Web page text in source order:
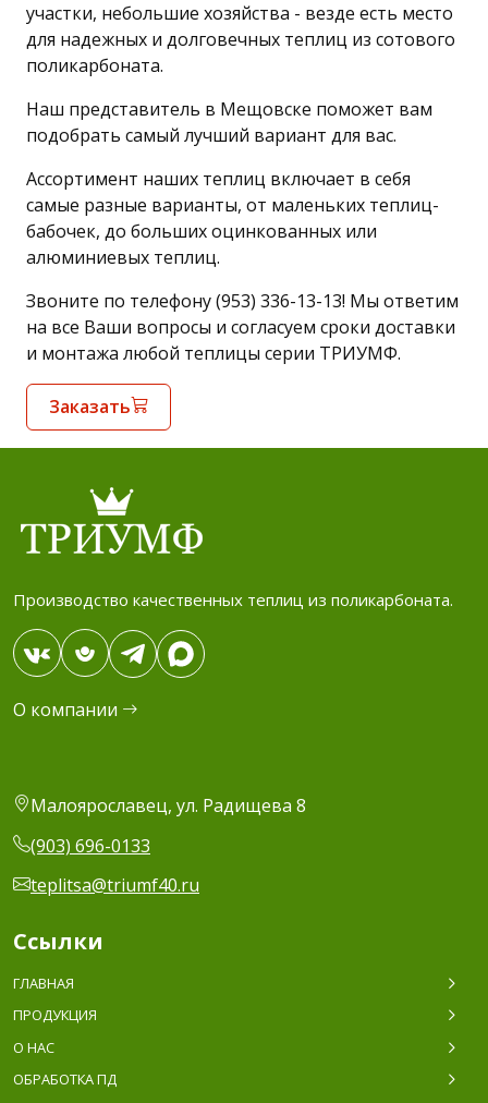
участки, небольшие хозяйства - везде есть место
для надежных и долговечных теплиц из сотового
поликарбоната.
Наш представитель в Мещовске поможет вам
подобрать самый лучший вариант для вас.
Ассортимент наших теплиц включает в себя
самые разные варианты, от маленьких теплиц-
бабочек, до больших оцинкованных или
алюминиевых теплиц.
Звоните по телефону (953) 336-13-13! Мы ответим
на все Ваши вопросы и согласуем сроки доставки
и монтажа любой теплицы серии ТРИУМФ.
Заказать
Производство качественных теплиц из поликарбоната.
О компании
Малоярославец, ул. Радищева 8
(903) 696-0133
teplitsa@triumf40.ru
Ссылки
ГЛАВНАЯ
ПРОДУКЦИЯ
О НАС
ОБРАБОТКА ПД